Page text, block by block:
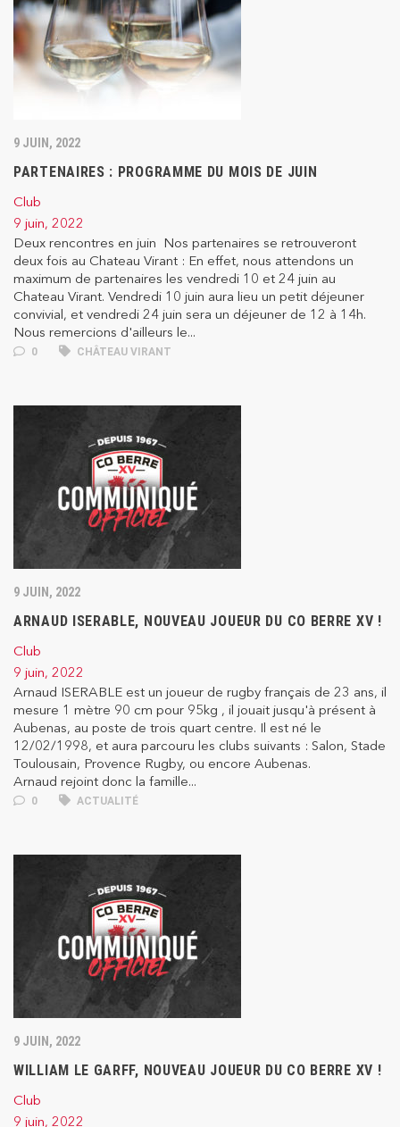
9 JUIN, 2022
PARTENAIRES : PROGRAMME DU MOIS DE JUIN
Club
9 juin, 2022
Deux rencontres en juin Nos partenaires se retrouveront
deux fois au Chateau Virant : En effet, nous attendons un
maximum de partenaires les vendredi 10 et 24 juin au
Chateau Virant. Vendredi 10 juin aura lieu un petit déjeuner
convivial, et vendredi 24 juin sera un déjeuner de 12 à 14h.
Nous remercions d'ailleurs le...
0 CHÂTEAU VIRANT
9 JUIN, 2022
ARNAUD ISERABLE, NOUVEAU JOUEUR DU CO BERRE XV !
Club
9 juin, 2022
Arnaud ISERABLE est un joueur de rugby français de 23 ans, il
mesure 1 mètre 90 cm pour 95kg , il jouait jusqu'à présent à
Aubenas, au poste de trois quart centre. Il est né le
12/02/1998, et aura parcouru les clubs suivants : Salon, Stade
Toulousain, Provence Rugby, ou encore Aubenas.
Arnaud rejoint donc la famille...
0 ACTUALITÉ
9 JUIN, 2022
WILLIAM LE GARFF, NOUVEAU JOUEUR DU CO BERRE XV !
Club
9 juin, 2022